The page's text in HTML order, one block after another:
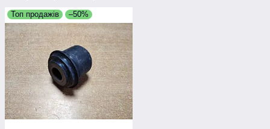
Топ продажів –50%